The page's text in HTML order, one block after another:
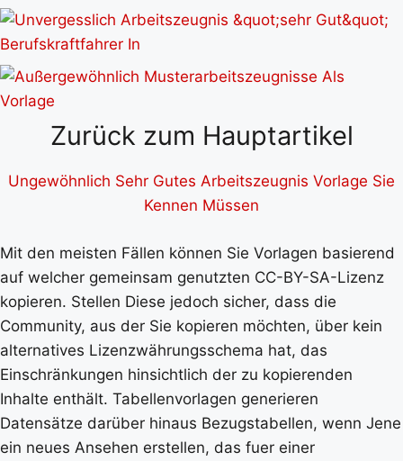
Zurück zum Hauptartikel
Ungewöhnlich Sehr Gutes Arbeitszeugnis Vorlage Sie
Kennen Müssen
Mit den meisten Fällen können Sie Vorlagen basierend
auf welcher gemeinsam genutzten CC-BY-SA-Lizenz
kopieren. Stellen Diese jedoch sicher, dass die
Community, aus der Sie kopieren möchten, über kein
alternatives Lizenzwährungsschema hat, das
Einschränkungen hinsichtlich der zu kopierenden
Inhalte enthält. Tabellenvorlagen generieren
Datensätze darüber hinaus Bezugstabellen, wenn Jene
ein neues Ansehen erstellen, das fuer einer